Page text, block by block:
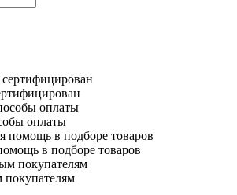
оплаты
в подборе товаров